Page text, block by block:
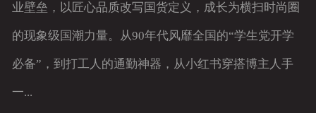
业壁垒，以匠心品质改写国货定义，成长为横扫时尚圈
的现象级国潮力量。从90年代风靡全国的“学生党开学
必备”，到打工人的通勤神器，从小红书穿搭博主人手
一...